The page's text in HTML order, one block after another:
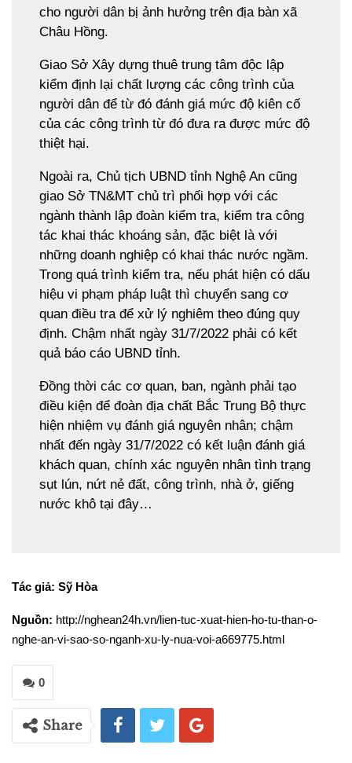
cho người dân bị ảnh hưởng trên địa bàn xã
Châu Hồng.
Giao Sở Xây dựng thuê trung tâm độc lập
kiểm định lại chất lượng các công trình của
người dân để từ đó đánh giá mức độ kiên cố
của các công trình từ đó đưa ra được mức độ
thiệt hại.
Ngoài ra, Chủ tịch UBND tỉnh Nghệ An cũng
giao Sở TN&MT chủ trì phối hợp với các
ngành thành lập đoàn kiểm tra, kiểm tra công
tác khai thác khoáng sản, đặc biệt là với
những doanh nghiệp có khai thác nước ngầm.
Trong quá trình kiểm tra, nếu phát hiện có dấu
hiệu vi phạm pháp luật thì chuyển sang cơ
quan điều tra để xử lý nghiêm theo đúng quy
định. Chậm nhất ngày 31/7/2022 phải có kết
quả báo cáo UBND tỉnh.
Đồng thời các cơ quan, ban, ngành phải tạo
điều kiện để đoàn địa chất Bắc Trung Bộ thực
hiện nhiệm vụ đánh giá nguyên nhân; chậm
nhất đến ngày 31/7/2022 có kết luận đánh giá
khách quan, chính xác nguyên nhân tình trạng
sụt lún, nứt nẻ đất, công trình, nhà ở, giếng
nước khô tại đây…
Tác giả: Sỹ Hòa
Nguồn: http://nghean24h.vn/lien-tuc-xuat-hien-ho-tu-than-o-
nghe-an-vi-sao-so-nganh-xu-ly-nua-voi-a669775.html
0
Share